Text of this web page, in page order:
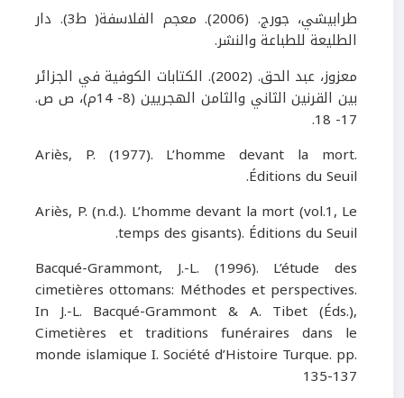
طرابيشي، جورج.
(
2006
). معجم الفلاسفة( ط3
)
. دار
الطليعة للطباعة والنشر.
معزوز، عبد الحق.
(
2002
)
. الكتابات الكوفية في الجزائر
بين القرنين الثاني والثامن الهجريين (8- 14 م)، ص ص.
17- 18
.
Ariès, P. (1977). L’homme devant la mort.
Éditions du Seuil.
Ariès, P. (n.d.). L’homme devant la mort (vol.1, Le
temps des gisants). Éditions du Seuil.
Bacqué-Grammont, J.-L. (1996). L’étude des
cimetières ottomans: Méthodes et perspectives.
In J.-L. Bacqué-Grammont & A. Tibet (Éds.),
Cimetières et traditions funéraires dans le
monde islamique I. Société d’Histoire Turque. pp.
135-137